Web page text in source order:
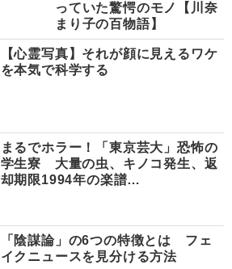
っていた驚愕のモノ【川奈
まり子の百物語】
【心霊写真】それが顔に見えるワケ
を本気で科学する
まるでホラー！「東京芸大」恐怖の
学生寮 大量の虫、キノコ発生、返
却期限1994年の楽譜…
「陰謀論」の6つの特徴とは フェ
イクニュースを見分ける方法